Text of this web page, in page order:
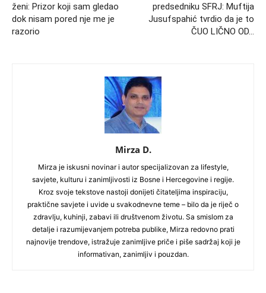
ženi: Prizor koji sam gledao
dok nisam pored nje me je
razorio
predsedniku SFRJ: Muftija
Jusufspahić tvrdio da je to
ČUO LIČNO OD…
Mirza D.
Mirza je iskusni novinar i autor specijalizovan za lifestyle,
savjete, kulturu i zanimljivosti iz Bosne i Hercegovine i regije.
Kroz svoje tekstove nastoji donijeti čitateljima inspiraciju,
praktične savjete i uvide u svakodnevne teme – bilo da je riječ o
zdravlju, kuhinji, zabavi ili društvenom životu. Sa smislom za
detalje i razumijevanjem potreba publike, Mirza redovno prati
najnovije trendove, istražuje zanimljive priče i piše sadržaj koji je
informativan, zanimljiv i pouzdan.